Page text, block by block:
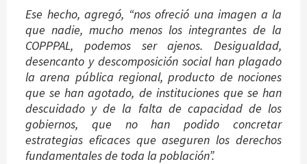
Ese hecho, agregó, “nos ofreció una imagen a la
que nadie, mucho menos los integrantes de la
COPPPAL, podemos ser ajenos. Desigualdad,
desencanto y descomposición social han plagado
la arena pública regional, producto de nociones
que se han agotado, de instituciones que se han
descuidado y de la falta de capacidad de los
gobiernos, que no han podido concretar
estrategias eficaces que aseguren los derechos
fundamentales de toda la población”.